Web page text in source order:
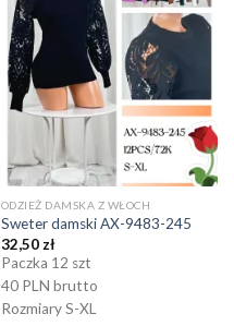
ODZIEŻ DAMSKA Z WŁOCH
Sweter damski AX-9483-245
32,50 zł
Paczka 12 szt
40 PLN brutto
Rozmiary S-XL